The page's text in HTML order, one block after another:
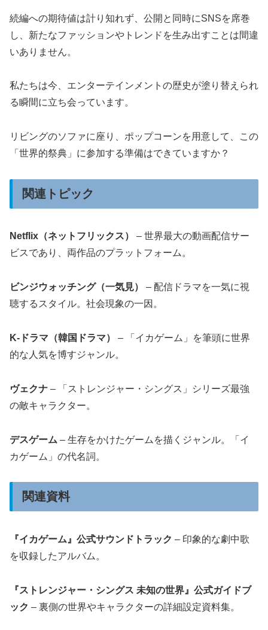
続編への期待値は計り知れず、公開と同時にSNSを席巻
し、新たなファッションやトレンドを生み出すことは間違
いありません。
私たちは今、エンターテインメントの歴史が塗り替えられ
る瞬間に立ち会っています。
リビングのソファに座り、ポップコーンを用意して、この
「世界的祭典」に参加する準備はできていますか？
関連トピック
Netflix（ネットフリックス）
– 世界最大の動画配信サー
ビスであり、両作品のプラットフォーム。
ビンジウォッチング（一気見）
– 配信ドラマを一気に視
聴するスタイル。社会現象の一因。
K-ドラマ（韓国ドラマ）
– 「イカゲーム」を筆頭に世界
的な人気を博すジャンル。
ヴェクナ – 「ストレンジャー・シングス」シリーズ最強
の敵キャラクター。
デスゲーム – 生存をかけたゲームを描くジャンル。「イ
カゲーム」の代名詞。
関連資料
『イカゲーム』公式サウンドトラック – 印象的な劇中歌
を収録したアルバム。
『ストレンジャー・シングス 未知の世界』公式ガイドブ
ック – 裏側の世界やキャラクターの詳細設定資料集。